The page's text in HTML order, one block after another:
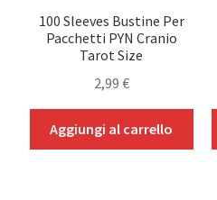
100 Sleeves Bustine Per
Pacchetti PYN Cranio
Tarot Size
2,99 €
Aggiungi al carrello